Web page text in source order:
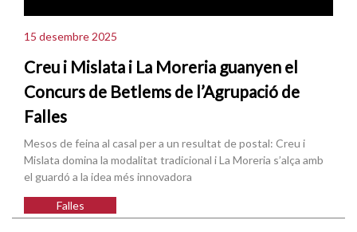
15 desembre 2025
Creu i Mislata i La Moreria guanyen el
Concurs de Betlems de l’Agrupació de
Falles
Mesos de feina al casal per a un resultat de postal: Creu i
Mislata domina la modalitat tradicional i La Moreria s’alça amb
el guardó a la idea més innovadora
Falles